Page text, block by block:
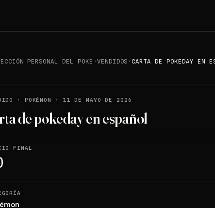
PERSONAL DEL POKE · VENDIDOS ·CARTA DE POKEDAY EN
· POKÉMON · 11 DE MAYO DE 2026
de pokeday en español
FINAL